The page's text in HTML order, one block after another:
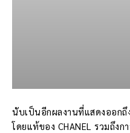
นับเป็นอีกผลงานที่แสดงออกถึ
โดยแท้ของ CHANEL รวมถึงก